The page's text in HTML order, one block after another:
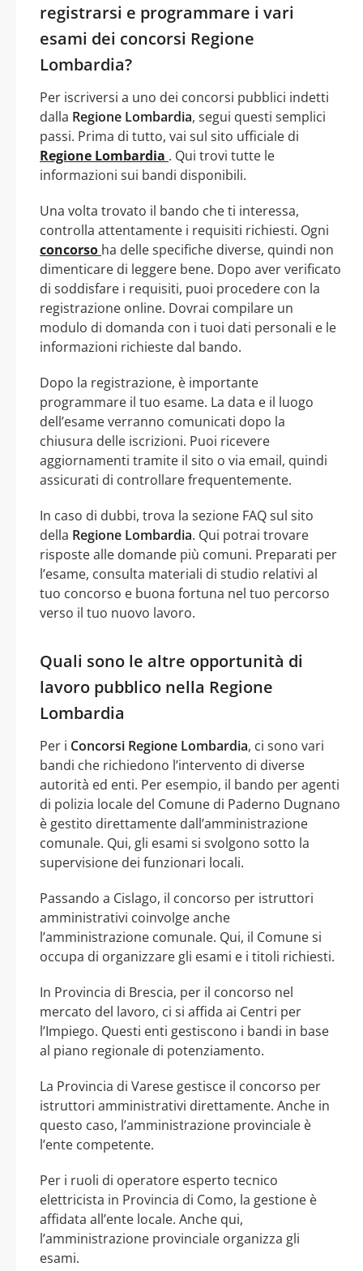
registrarsi e programmare i vari
esami dei concorsi Regione
Lombardia?
Per iscriversi a uno dei concorsi pubblici indetti
dalla Regione Lombardia, segui questi semplici
passi. Prima di tutto, vai sul sito ufficiale di
Regione Lombardia . Qui trovi tutte le
informazioni sui bandi disponibili.
Una volta trovato il bando che ti interessa,
controlla attentamente i requisiti richiesti. Ogni
concorso ha delle specifiche diverse, quindi non
dimenticare di leggere bene. Dopo aver verificato
di soddisfare i requisiti, puoi procedere con la
registrazione online. Dovrai compilare un
modulo di domanda con i tuoi dati personali e le
informazioni richieste dal bando.
Dopo la registrazione, è importante
programmare il tuo esame. La data e il luogo
dell’esame verranno comunicati dopo la
chiusura delle iscrizioni. Puoi ricevere
aggiornamenti tramite il sito o via email, quindi
assicurati di controllare frequentemente.
In caso di dubbi, trova la sezione FAQ sul sito
della Regione Lombardia. Qui potrai trovare
risposte alle domande più comuni. Preparati per
l’esame, consulta materiali di studio relativi al
tuo concorso e buona fortuna nel tuo percorso
verso il tuo nuovo lavoro.
Quali sono le altre opportunità di
lavoro pubblico nella Regione
Lombardia
Per i Concorsi Regione Lombardia, ci sono vari
bandi che richiedono l’intervento di diverse
autorità ed enti. Per esempio, il bando per agenti
di polizia locale del Comune di Paderno Dugnano
è gestito direttamente dall’amministrazione
comunale. Qui, gli esami si svolgono sotto la
supervisione dei funzionari locali.
Passando a Cislago, il concorso per istruttori
amministrativi coinvolge anche
l’amministrazione comunale. Qui, il Comune si
occupa di organizzare gli esami e i titoli richiesti.
In Provincia di Brescia, per il concorso nel
mercato del lavoro, ci si affida ai Centri per
l’Impiego. Questi enti gestiscono i bandi in base
al piano regionale di potenziamento.
La Provincia di Varese gestisce il concorso per
istruttori amministrativi direttamente. Anche in
questo caso, l’amministrazione provinciale è
l’ente competente.
Per i ruoli di operatore esperto tecnico
elettricista in Provincia di Como, la gestione è
affidata all’ente locale. Anche qui,
l’amministrazione provinciale organizza gli
esami.